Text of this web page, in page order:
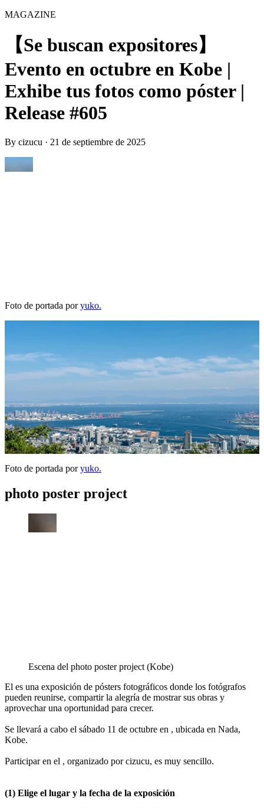
MAGAZINE
【Se buscan expositores】
Evento en octubre en Kobe |
Exhibe tus fotos como póster |
Release #605
By cizucu · 21 de septiembre de 2025
Foto de portada poryuko.
Foto de portada poryuko.
photo poster project
Escena del photo poster project (Kobe)
El es una exposición de pósters fotográficos donde los fotógrafos
pueden reunirse, compartir la alegría de mostrar sus obras y
aprovechar una oportunidad para crecer.
Se llevará a cabo el sábado 11 de octubre en , ubicada en Nada,
Kobe.
Participar en el , organizado por cizucu, es muy sencillo.
(1) Elige el lugar y la fecha de la exposición